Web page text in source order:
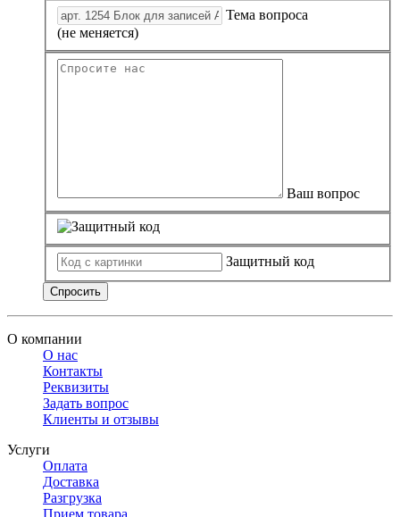
Тема вопроса
(не меняется)
Ваш вопрос
Защитный код
Спросить
О компании
О нас
Контакты
Реквизиты
Задать вопрос
Клиенты и отзывы
Услуги
Оплата
Доставка
Разгрузка
Прием товара